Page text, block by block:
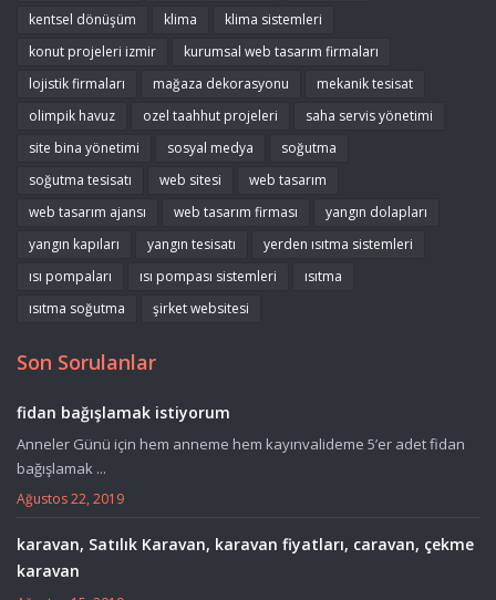
kentsel dönüşüm
klima
klima sistemleri
konut projeleri izmir
kurumsal web tasarım firmaları
lojistik firmaları
mağaza dekorasyonu
mekanik tesisat
olimpik havuz
ozel taahhut projeleri
saha servis yönetimi
site bina yönetimi
sosyal medya
soğutma
soğutma tesisatı
web sitesi
web tasarım
web tasarım ajansı
web tasarım firması
yangın dolapları
yangın kapıları
yangın tesisatı
yerden ısıtma sistemleri
ısı pompaları
ısı pompası sistemleri
ısıtma
ısıtma soğutma
şirket websitesi
Son Sorulanlar
fidan bağışlamak istiyorum
Anneler Günü için hem anneme hem kayınvalideme 5’er adet fidan
bağışlamak ...
Ağustos 22, 2019
karavan, Satılık Karavan, karavan fiyatları, caravan, çekme
karavan